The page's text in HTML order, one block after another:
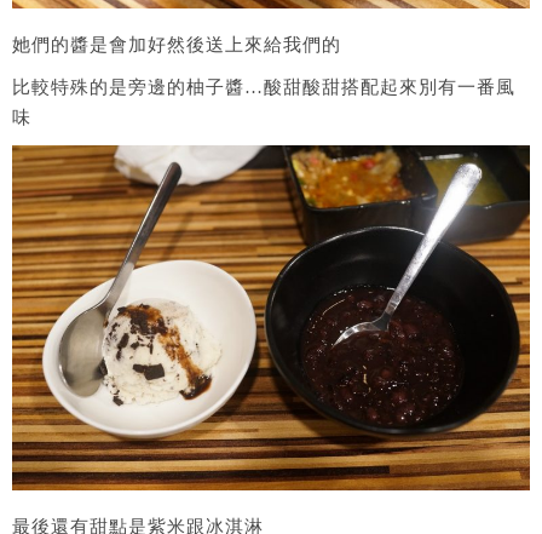
她們的醬是會加好然後送上來給我們的
比較特殊的是旁邊的柚子醬…酸甜酸甜搭配起來別有一番風
味
最後還有甜點是紫米跟冰淇淋